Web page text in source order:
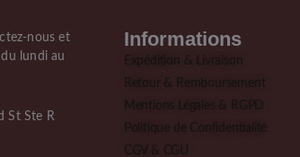
nous et
lundi au
St Ste R
Informations
Expédition & Livraison
Retour & Remboursement
Mentions Légales & RGPD
Politique de Confidentialité
CGV & CGU